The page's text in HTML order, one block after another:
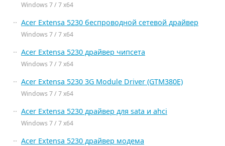
Windows 7 / 7 x64
Acer Extensa 5230 беспроводной сетевой драйвер
Windows 7 / 7 x64
Acer Extensa 5230 драйвер чипсета
Windows 7 / 7 x64
Acer Extensa 5230 3G Module Driver (GTM380E)
Windows 7 / 7 x64
Acer Extensa 5230 драйвер для sata и ahci
Windows 7 / 7 x64
Acer Extensa 5230 драйвер модема